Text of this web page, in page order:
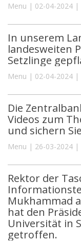
Menu | 02-04-2024 |
In unserem
landesweiten
Setzlinge
Menu | 02-04-2024 |
Die
Videos zum
und sichern
Menu | 26-03-2024 |
Rektor der
Mukhammad
hat den
Universität in
getroffen.